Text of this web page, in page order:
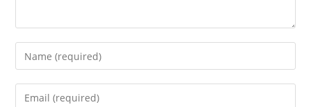
Enter
your
name
Enter